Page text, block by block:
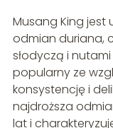
Musang King jest
odmian duriana,
słodyczą i
popularny ze
konsystencję i
najdroższa
lat i